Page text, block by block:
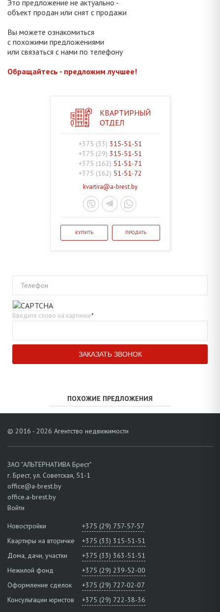
Это предложение не актуально -
объект продан или снят с продажи
Вы можете ознакомиться
с похожими предложениями
или связаться с нами по телефону
Обращайтесь - предложим лучшее!
КВАРТИРНЫЙ
ОТДЕЛ
+375 (33) 315-51-51
+375 (29) 315-51-51
+375 (162) 51-51-71
+375 (162) 51-51-72
kvartira@a-brest.by
КУПИТЬ ПРОДАТЬ
Телефон
Введите слово на картинке*
ПОХОЖИЕ ПРЕДЛОЖЕНИЯ
© 2016 - 2026 Агентство недвижимости
ЗАО "АЛЬТЕРНАТИВА Брест"
г. Брест, ул. Советская, 51-1
office@a-brest.by
office.a-brest.by
Войти
Новостройки
+375 (29) 757-57-57
Квартиры на вторичке
+375 (33) 315-51-51
Дома, дачи, участки
+375 (33) 363-51-51
Нежилой фонд
+375 (29) 239-52-00
Оформление сделок
+375 (29) 727-02-07
Консультации юристов
+375 (29) 722-38-36